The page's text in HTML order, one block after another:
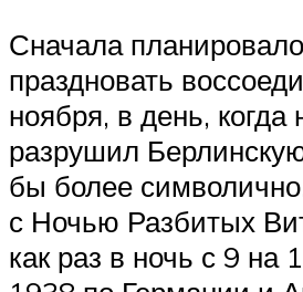
Сначала
праздновать
ноября, в день, когда
разрушил
бы более
с Ночью Разбитых
как раз в ночь с 9 на